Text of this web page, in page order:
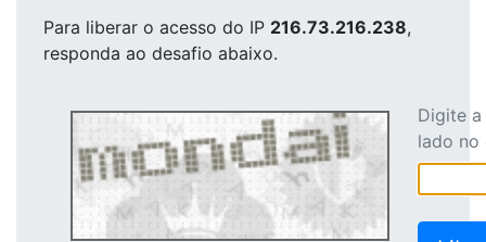
Para liberar o acesso do IP 216.73.216.238,
responda ao desafio abaixo.
Digite
lado no